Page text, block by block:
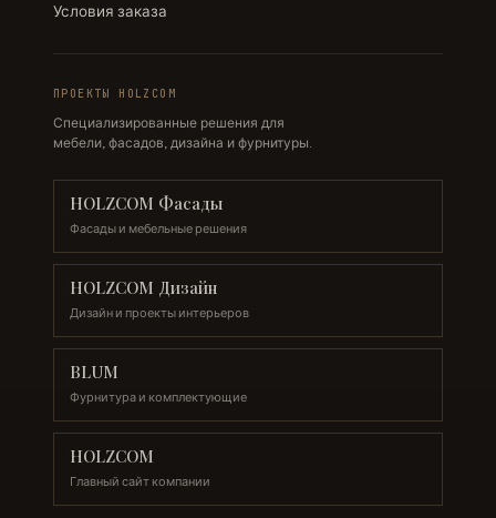
Условия заказа
ПРОЕКТЫ HOLZCOM
Специализированные решения для
мебели, фасадов, дизайна и фурнитуры.
HOLZCOM Фасады
Фасады и мебельные решения
HOLZCOM Дизайн
Дизайн и проекты интерьеров
BLUM
Фурнитура и комплектующие
HOLZCOM
Главный сайт компании